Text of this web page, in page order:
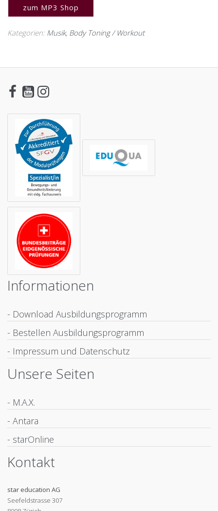
zum MP3 Shop
Kategorien: Musik, Body Toning / Workout
Informationen
- Download Ausbildungsprogramm
- Bestellen Ausbildungsprogramm
- Impressum und Datenschutz
Unsere Seiten
- M.A.X.
- Antara
- starOnline
Kontakt
star education AG
Seefeldstrasse 307